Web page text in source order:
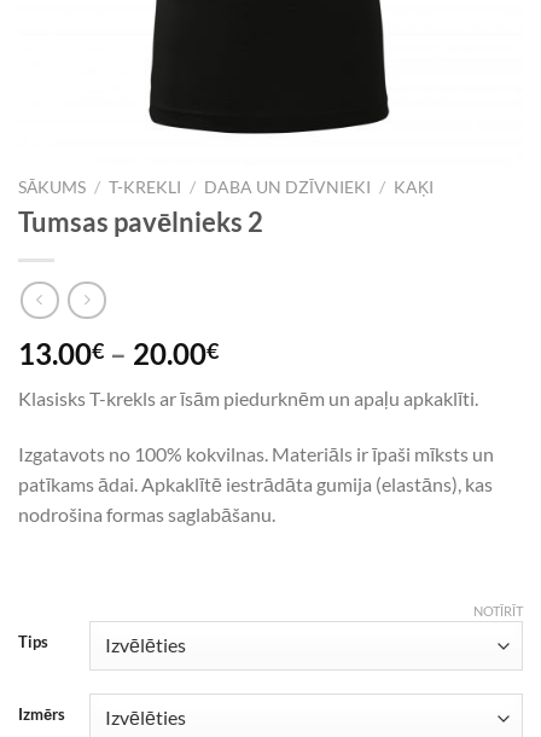
SĀKUMS / T-KREKLI / DABA UN DZĪVNIEKI / KAĶI
Tumsas pavēlnieks 2
13.00€ – 20.00€
Klasisks T-krekls ar īsām piedurknēm un apaļu apkaklīti.
Izgatavots no 100% kokvilnas. Materiāls ir īpaši mīksts un
patīkams ādai. Apkaklītē iestrādāta gumija (elastāns), kas
nodrošina formas saglabāšanu.
Tips
Izmērs
NOTĪRĪT